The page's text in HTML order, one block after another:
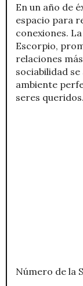
En un año de
espacio para
conexiones.
Escorpio,
relaciones
sociabilidad
ambiente
seres queridos.
Número de la